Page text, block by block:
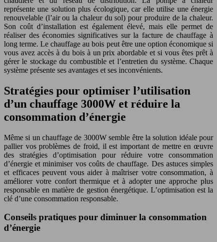
représente une solution plus écologique, car elle utilise une énergie
renouvelable (l’air ou la chaleur du sol) pour produire de la chaleur.
Son coût d’installation est également élevé, mais elle permet de
réaliser des économies significatives sur la facture de chauffage à
long terme. Le chauffage au bois peut être une option économique si
vous avez accès à du bois à un prix abordable et si vous êtes prêt à
gérer le stockage du combustible et l’entretien du système. Chaque
système présente ses avantages et ses inconvénients.
Stratégies pour optimiser l’utilisation
d’un chauffage 3000W et réduire la
consommation d’énergie
Même si un chauffage de 3000W semble être la solution idéale pour
pallier vos problèmes de froid, il est important de mettre en œuvre
des stratégies d’optimisation pour réduire votre consommation
d’énergie et minimiser vos coûts de chauffage. Des astuces simples
et efficaces peuvent vous aider à maîtriser votre consommation, à
améliorer votre confort thermique et à adopter une approche plus
responsable en matière de gestion énergétique. L’optimisation est la
clé d’une consommation responsable.
Conseils pratiques pour diminuer la consommation
d’énergie